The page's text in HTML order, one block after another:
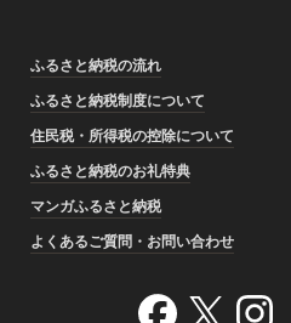
ふるさと納税の流れ
ふるさと納税制度について
住民税・所得税の控除について
ふるさと納税のお礼特典
マンガふるさと納税
よくあるご質問・お問い合わせ